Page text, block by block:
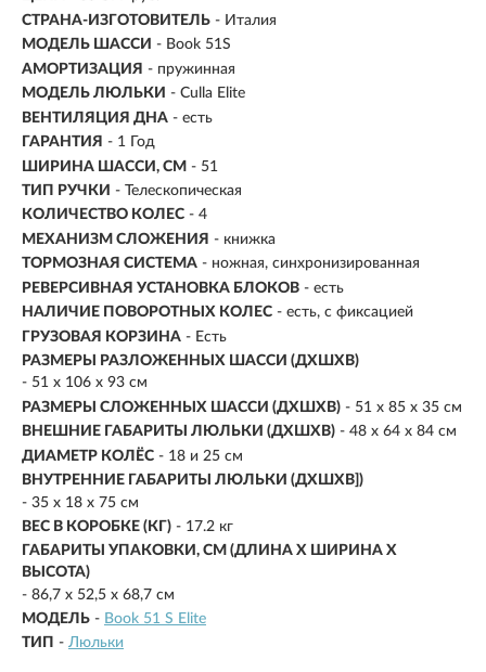
СТРАНА-ИЗГОТОВИТЕЛЬ - Италия
МОДЕЛЬ ШАССИ - Book 51S
АМОРТИЗАЦИЯ - пружинная
МОДЕЛЬ ЛЮЛЬКИ - Culla Elite
ВЕНТИЛЯЦИЯ ДНА - есть
ГАРАНТИЯ - 1 Год
ШИРИНА ШАССИ, СМ - 51
ТИП РУЧКИ - Телескопическая
КОЛИЧЕСТВО КОЛЕС - 4
МЕХАНИЗМ СЛОЖЕНИЯ - книжка
ТОРМОЗНАЯ СИСТЕМА - ножная, синхронизированная
РЕВЕРСИВНАЯ УСТАНОВКА БЛОКОВ - есть
НАЛИЧИЕ ПОВОРОТНЫХ КОЛЕС - есть, с фиксацией
ГРУЗОВАЯ КОРЗИНА - Есть
РАЗМЕРЫ РАЗЛОЖЕННЫХ ШАССИ (ДХШХВ)
- 51 х 106 х 93 см
РАЗМЕРЫ СЛОЖЕННЫХ ШАССИ (ДХШХВ) - 51 х 85 х 35 см
ВНЕШНИЕ ГАБАРИТЫ ЛЮЛЬКИ (ДХШХВ) - 48 х 64 х 84 см
ДИАМЕТР КОЛЁС - 18 и 25 см
ВНУТРЕННИЕ ГАБАРИТЫ ЛЮЛЬКИ (ДХШXB])
- 35 х 18 x 75 см
ВЕС В КОРОБКЕ (КГ) - 17.2 кг
ГАБАРИТЫ УПАКОВКИ, СМ (ДЛИНА X ШИРИНА X
ВЫСОТА)
- 86,7 х 52,5 х 68,7 см
МОДЕЛЬ - Book 51 S Elite
ТИП - Люльки